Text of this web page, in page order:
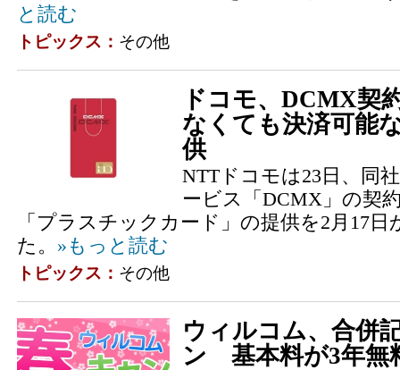
と読む
トピックス： その他
ドコモ、DCMX契
なくても決済可能
供
NTTドコモは23日、同
ービス「DCMX」の契
「プラスチックカード」の提供を2月17
た。 »もっと読む
トピックス： その他
ウィルコム、合併
ン 基本料が3年無